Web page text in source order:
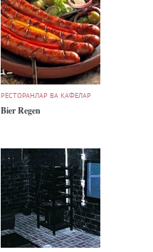
РЕСТОРАНЛАР ВА КАФЕЛАР
Bier Regen